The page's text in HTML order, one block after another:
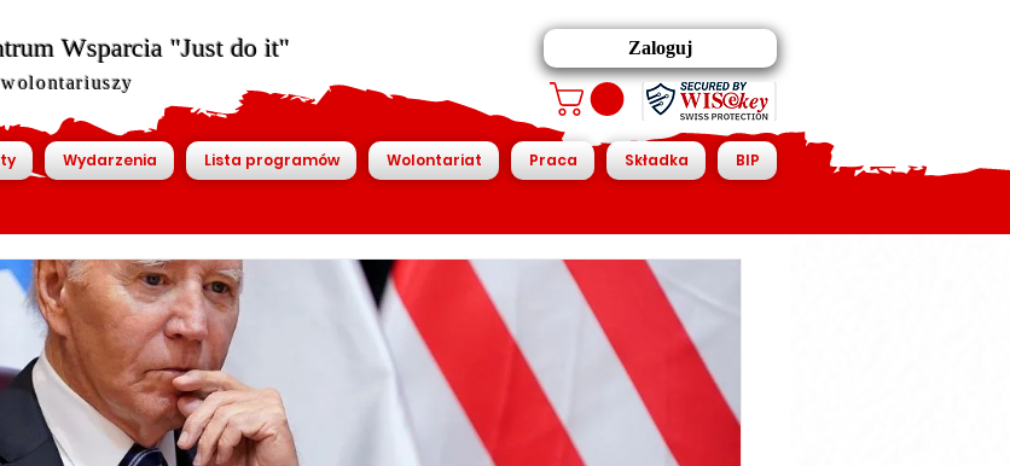
Wsparcia "Just do it" Zaloguj
Wydarzenia Lista programów Wolontariat Praca Składka BIP